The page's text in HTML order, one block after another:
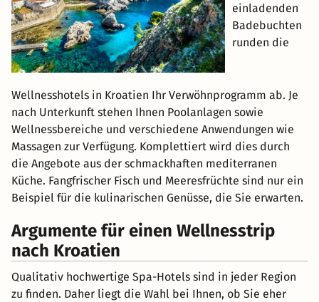
einladenden
Badebuchten
runden die
Wellnesshotels in Kroatien Ihr Verwöhnprogramm ab. Je
nach Unterkunft stehen Ihnen Poolanlagen sowie
Wellnessbereiche und verschiedene Anwendungen wie
Massagen zur Verfügung. Komplettiert wird dies durch
die Angebote aus der schmackhaften mediterranen
Küche. Fangfrischer Fisch und Meeresfrüchte sind nur ein
Beispiel für die kulinarischen Genüsse, die Sie erwarten.
Argumente für einen Wellnesstrip
nach Kroatien
Qualitativ hochwertige Spa-Hotels sind in jeder Region
zu finden. Daher liegt die Wahl bei Ihnen, ob Sie eher